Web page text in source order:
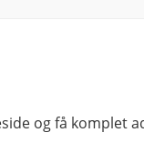
og få komplet